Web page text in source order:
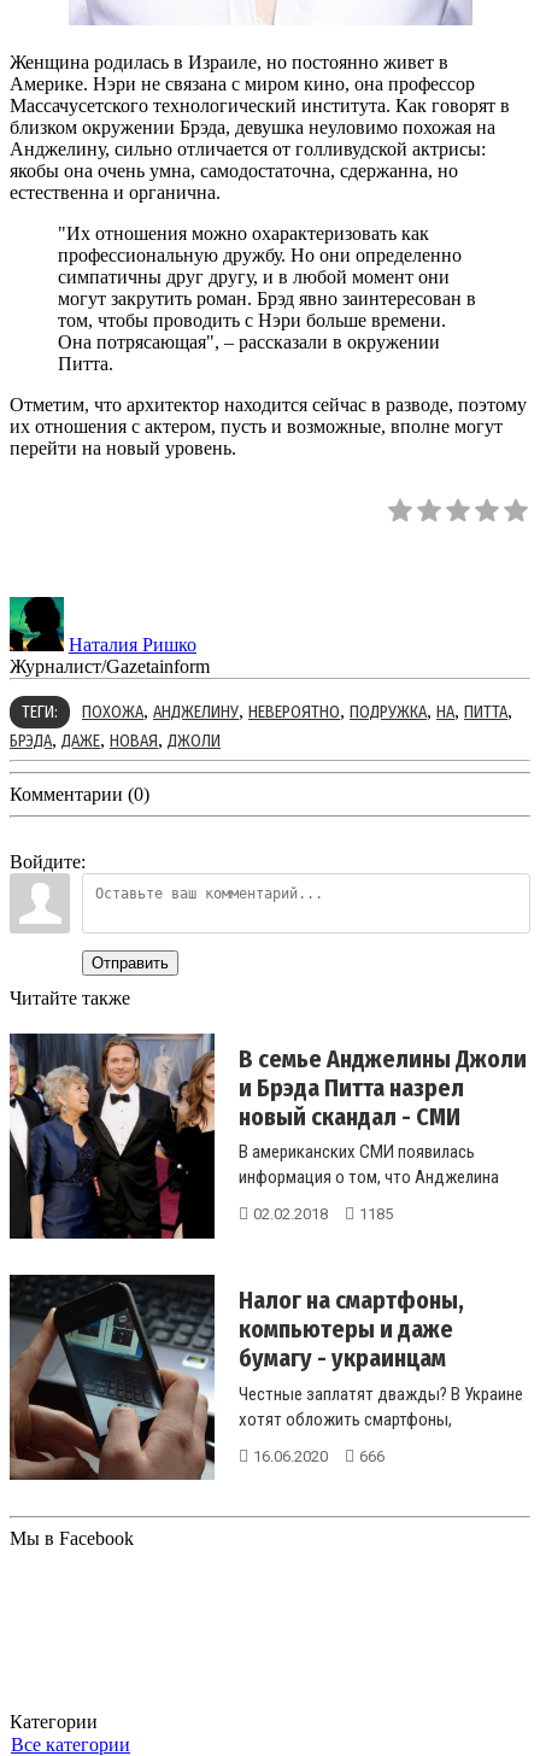
Женщина родилась в Израиле, но постоянно живет в
Америке. Нэри не связана с миром кино, она профессор
Массачусетского технологический института. Как говорят в
близком окружении Брэда, девушка неуловимо похожая на
Анджелину, сильно отличается от голливудской актрисы:
якобы она очень умна, самодостаточна, сдержанна, но
естественна и органична.
"Их отношения можно охарактеризовать как
профессиональную дружбу. Но они определенно
симпатичны друг другу, и в любой момент они
могут закрутить роман. Брэд явно заинтересован в
том, чтобы проводить с Нэри больше времени.
Она потрясающая", – рассказали в окружении
Питта.
Отметим, что архитектор находится сейчас в разводе, поэтому
их отношения с актером, пусть и возможные, вполне могут
перейти на новый уровень.
Наталия Ришко
Журналист/Gazetainform
ТЕГИ: ПОХОЖА, АНДЖЕЛИНУ, НЕВЕРОЯТНО, ПОДРУЖКА, НА, ПИТТА,
БРЭДА, ДАЖЕ, НОВАЯ, ДЖОЛИ
Комментарии (0)
Войдите:
Отправить
Читайте также
В семье Анджелины Джоли
и Брэда Питта назрел
новый скандал - СМИ
В американских СМИ появилась
информация о том, что Анджелина
Джоли изначально не ладила с
02.02.2018 1185
Налог на смартфоны,
компьютеры и даже
бумагу - украинцам
приготов...
Честные заплатят дважды? В Украине
хотят обложить смартфоны,
компьютеры и флешки
16.06.2020 666
Мы в Facebook
Категории
Все категории